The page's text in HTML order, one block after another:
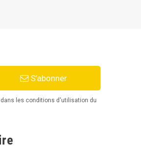
S’abonner
les conditions d'utilisation du